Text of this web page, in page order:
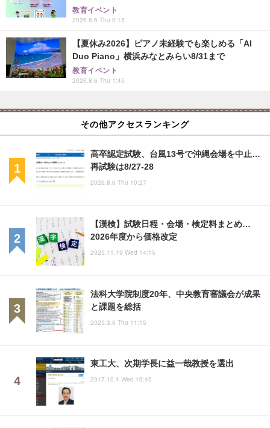
教育イベント
2026.8.6 Thu 0:15
【夏休み2026】ピアノ未経験でも楽しめる「AI
Duo Piano」横浜みなとみらい8/31まで
教育イベント
2026.8.6 Thu 1:45
その他アクセスランキング
高卒認定試験、台風13号で沖縄会場を中止…
再試験は8/27-28
2026.8.6 Thu 10:27
【漢検】試験日程・会場・検定料まとめ…
2026年度から価格改定
2025.11.19 Wed 14:15
法科大学院制度20年、中央教育審議会が成果
と課題を総括
2025.3.6 Thu 11:15
東工大、次期学長に益一哉教授を選出
2017.10.4 Wed 16:45